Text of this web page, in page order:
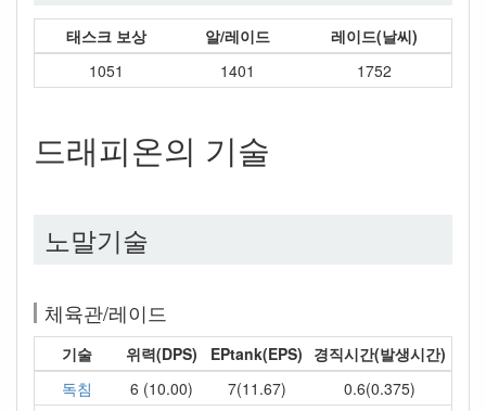
태스크 보상 알/레이드
레이드(날씨)
1051
1401 1752
드래피온의 기술
노말기술
체육관/레이드
기술 위력(DPS) EPtank(EPS) 경직시간(발생시간)
독침
6 (10.00) 7(11.67) 0.6(0.375)